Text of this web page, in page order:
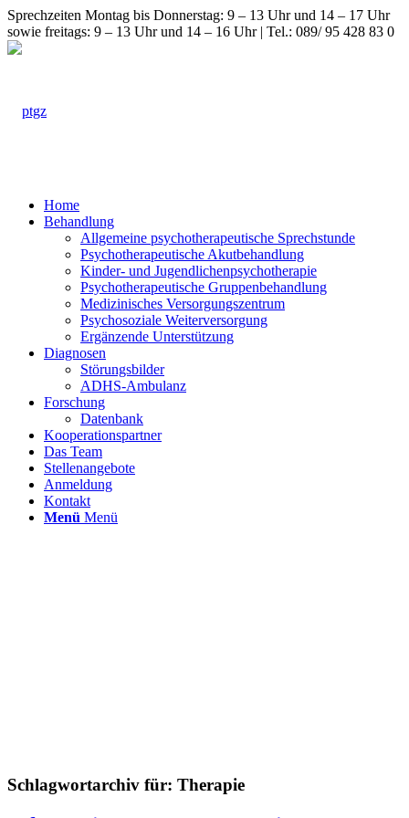
Sprechzeiten Montag bis Donnerstag: 9 – 13 Uhr und 14 – 17 Uhr
sowie freitags: 9 – 13 Uhr und 14 – 16 Uhr | Tel.: 089/ 95 428 83 0
Home
Behandlung
Allgemeine psychotherapeutische Sprechstunde
Psychotherapeutische Akutbehandlung
Kinder- und Jugendlichenpsychotherapie
Psychotherapeutische Gruppenbehandlung
Medizinisches Versorgungszentrum
Psychosoziale Weiterversorgung
Ergänzende Unterstützung
Diagnosen
Störungsbilder
ADHS-Ambulanz
Forschung
Datenbank
Kooperationspartner
Das Team
Stellenangebote
Anmeldung
Kontakt
Menü Menü
Schlagwortarchiv für: Therapie